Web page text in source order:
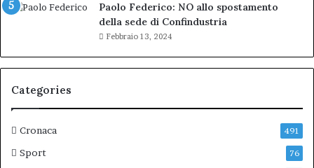
Paolo Federico: NO allo spostamento
della sede di Confindustria
Febbraio 13, 2024
Categories
Cronaca 491
Sport 76